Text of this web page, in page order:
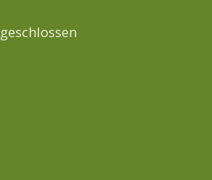
geschlossen